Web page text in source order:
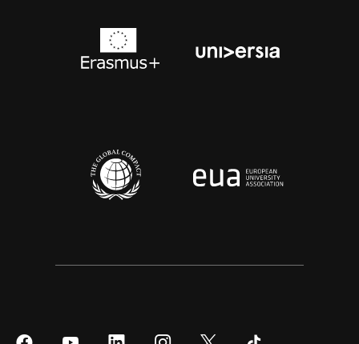
SíguenosSíguenos SíguenosSíguenos Síguenos